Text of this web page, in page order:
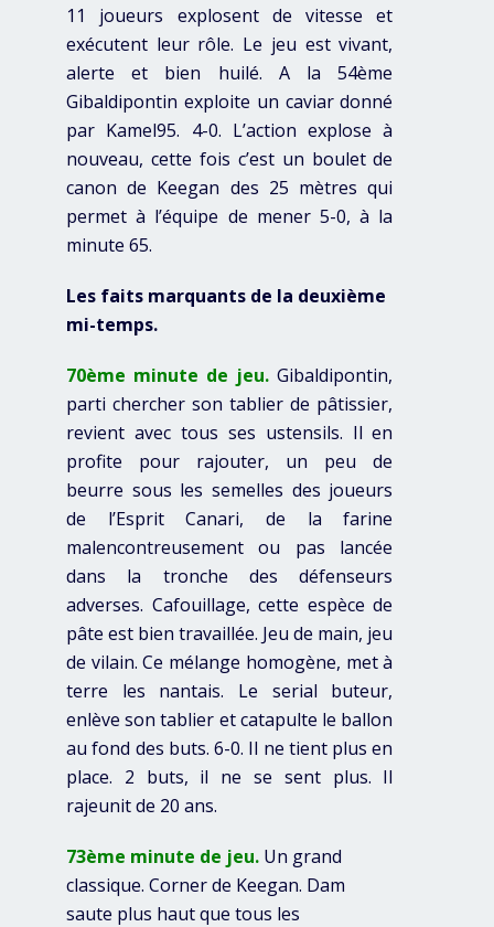
11 joueurs explosent de vitesse et
exécutent leur rôle. Le jeu est vivant,
alerte et bien huilé. A la 54ème
Gibaldipontin exploite un caviar donné
par Kamel95. 4-0. L’action explose à
nouveau, cette fois c’est un boulet de
canon de Keegan des 25 mètres qui
permet à l’équipe de mener 5-0, à la
minute 65.
Les faits marquants de la deuxième
mi-temps.
70ème minute de jeu. Gibaldipontin,
parti chercher son tablier de pâtissier,
revient avec tous ses ustensils. Il en
profite pour rajouter, un peu de
beurre sous les semelles des joueurs
de l’Esprit Canari, de la farine
malencontreusement ou pas lancée
dans la tronche des défenseurs
adverses. Cafouillage, cette espèce de
pâte est bien travaillée. Jeu de main, jeu
de vilain. Ce mélange homogène, met à
terre les nantais. Le serial buteur,
enlève son tablier et catapulte le ballon
au fond des buts. 6-0. Il ne tient plus en
place. 2 buts, il ne se sent plus. Il
rajeunit de 20 ans.
73ème minute de jeu. Un grand
classique. Corner de Keegan. Dam
saute plus haut que tous les